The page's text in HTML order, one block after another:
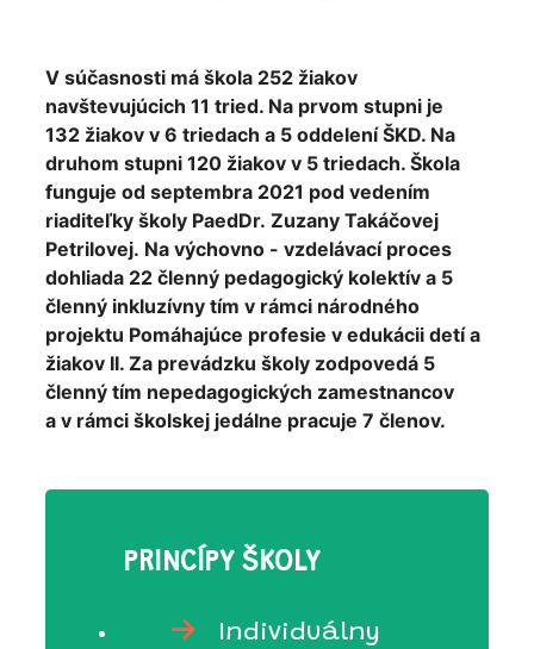
V súčasnosti má škola 252 žiakov
navštevujúcich 11 tried. Na prvom stupni je
132 žiakov v 6 triedach a 5 oddelení ŠKD. Na
druhom stupni 120 žiakov v 5 triedach. Škola
funguje od septembra 2021 pod vedením
riaditeľky školy PaedDr. Zuzany Takáčovej
Petrilovej. Na výchovno - vzdelávací proces
dohliada 22 členný pedagogický kolektív a 5
členný inkluzívny tím v rámci národného
projektu Pomáhajúce profesie v edukácii detí a
žiakov II. Za prevádzku školy zodpovedá 5
členný tím nepedagogických zamestnancov
a v rámci školskej jedálne pracuje 7 členov.
PRINCÍPY ŠKOLY
Individuálny